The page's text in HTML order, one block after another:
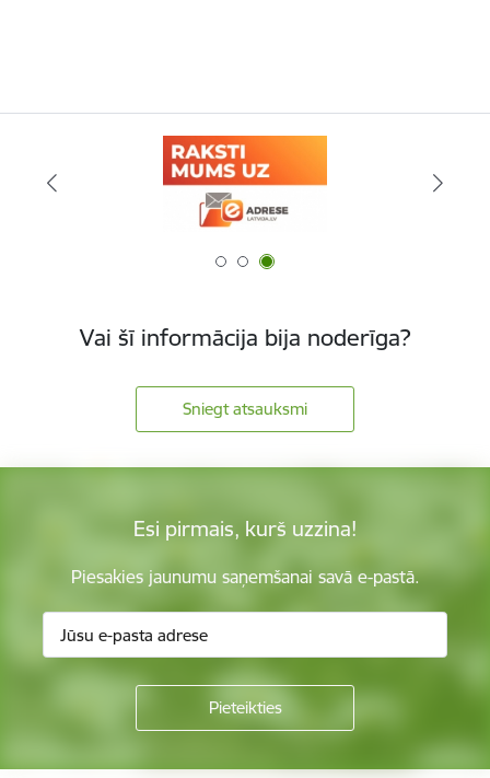
Vai šī informācija bija noderīga?
Sniegt atsauksmi
Esi pirmais, kurš uzzina!
Piesakies jaunumu saņemšanai savā e-pastā.